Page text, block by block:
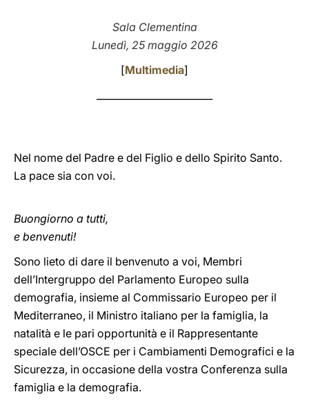
Sala Clementina
Lunedì, 25 maggio 2026
[Multimedia]
Nel nome del Padre e del Figlio e dello Spirito Santo.
La pace sia con voi.
Buongiorno a tutti,
e benvenuti!
Sono lieto di dare il benvenuto a voi, Membri
dell’Intergruppo del Parlamento Europeo sulla
demografia, insieme al Commissario Europeo per il
Mediterraneo, il Ministro italiano per la famiglia, la
natalità e le pari opportunità e il Rappresentante
speciale dell’OSCE per i Cambiamenti Demografici e la
Sicurezza, in occasione della vostra Conferenza sulla
famiglia e la demografia.